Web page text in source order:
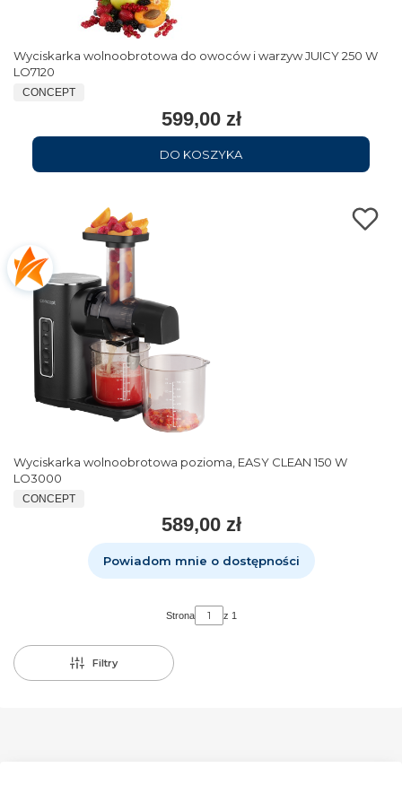
Wyciskarka wolnoobrotowa do owoców i warzyw JUICY 250 W
LO7120
CONCEPT
599,00 zł
DO KOSZYKA
Wyciskarka wolnoobrotowa pozioma, EASY CLEAN 150 W
LO3000
CONCEPT
589,00 zł
Powiadom mnie o dostępności
Strona z 1
Filtry